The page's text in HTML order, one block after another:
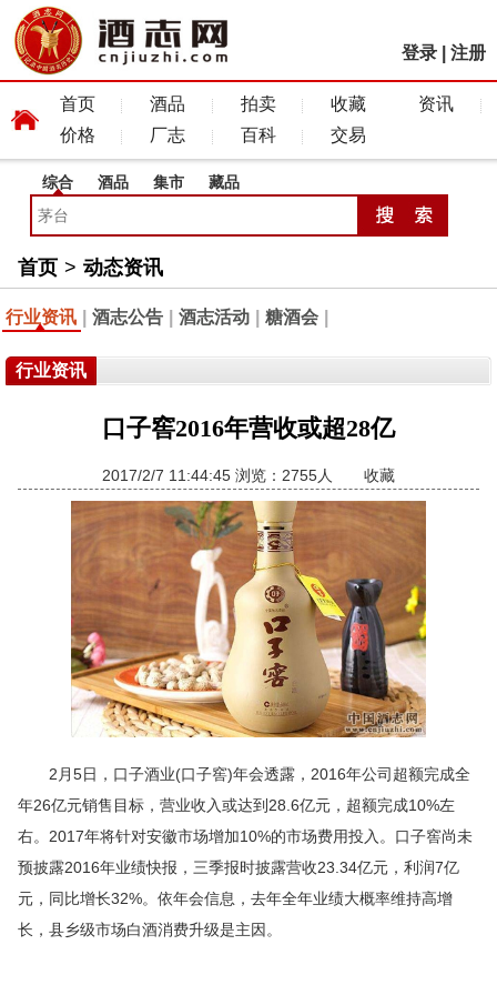
登录 注册
首页 酒品 拍卖 收藏
资讯
价格
厂志 百科 交易
综合 酒品 集市 藏品
首页 > 动态资讯
行业资讯 酒志公告 酒志活动 糖酒会
行业资讯
口子窖2016年营收或超28亿
2017/2/7 11:44:45 浏览：2755人 收藏
2月5日，口子酒业(口子窖)年会透露，2016年公司超额完成全
年26亿元销售目标，营业收入或达到28.6亿元，超额完成10%左
右。2017年将针对安徽市场增加10%的市场费用投入。口子窖尚未
预披露2016年业绩快报，三季报时披露营收23.34亿元，利润7亿
元，同比增长32%。依年会信息，去年全年业绩大概率维持高增
长，县乡级市场白酒消费升级是主因。